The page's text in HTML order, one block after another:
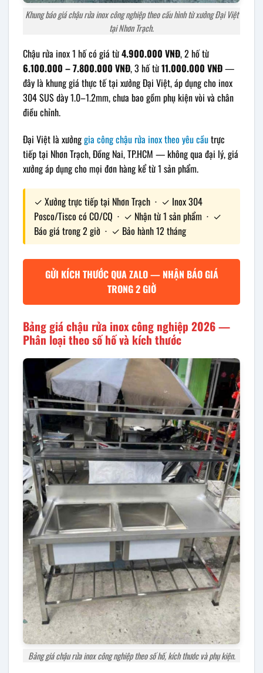
Khung báo giá chậu rửa inox công nghiệp theo cấu hình từ xưởng Đại Việt
tại Nhơn Trạch.
Chậu rửa inox 1 hố có giá từ4.900.000 VNĐ, 2 hố từ
6.100.000 – 7.800.000 VNĐ, 3 hố từ11.000.000 VNĐ—
đây là khung giá thực tế tại xưởng Đại Việt, áp dụng cho inox
304 SUS dày 1.0–1.2mm, chưa bao gồm phụ kiện vòi và chân
điều chỉnh.
Đại Việt là xưởnggia công chậu rửa inox theo yêu cầutrực
tiếp tại Nhơn Trạch, Đồng Nai, TP.HCM — không qua đại lý, giá
xưởng áp dụng cho mọi đơn hàng kể từ 1 sản phẩm.
✓ Xưởng trực tiếp tại Nhơn Trạch · ✓ Inox 304
Posco/Tisco có CO/CQ · ✓ Nhận từ 1 sản phẩm · ✓
Báo giá trong 2 giờ · ✓ Bảo hành 12 tháng
GỬI KÍCH THƯỚC QUA ZALO — NHẬN BÁO GIÁ
TRONG 2 GIỜ
Bảng giá chậu rửa inox công nghiệp 2026 —
Phân loại theo số hố và kích thước
Bảng giá chậu rửa inox công nghiệp theo số hố, kích thước và phụ kiện.